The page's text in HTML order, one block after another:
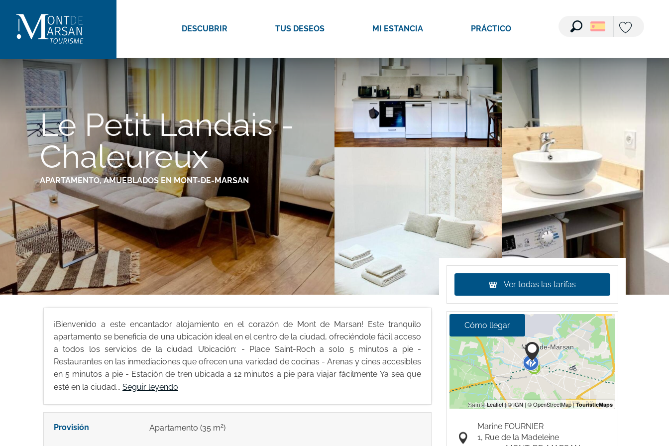
contenu
principal
DESCUBRIR TUS DESEOS MI ESTANCIA PRÁCTICO
Ver fotos (4)
Le Petit Landais -
Chaleureux
APARTAMENTO,AMUEBLADOS EN MONT-DE-MARSAN
¡Bienvenido a este encantador alojamiento en el corazón de Mont de Marsan! Este tranquilo
apartamento se beneficia de una ubicación ideal en el centro de la ciudad, ofreciéndole fácil acceso
a todos los servicios de la ciudad. Ubicación: - Place Saint-Roch a solo 5 minutos a pie -
Restaurantes en las inmediaciones que ofrecen una variedad de cocinas - Arenas y cines accesibles
en 5 minutos a pie - Estación de tren ubicada a 12 minutos a pie para viajar fácilmente Ya sea que
esté en la ciudad... Seguir leyendo
Provisión Apartamento (35 m2)
Ver todas las tarifas
Cómo llegar
Marine FOURNIER
1, Rue de la Madeleine